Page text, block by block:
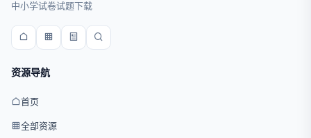
中小学试卷试题下载
资源导航
首页
全部资源